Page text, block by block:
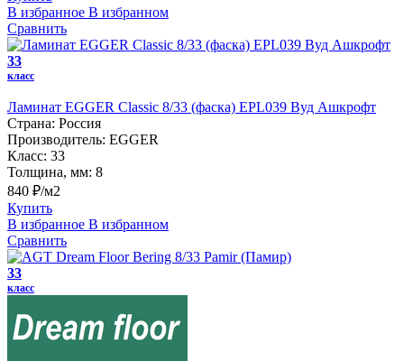
В избранное В избранном
Сравнить
33
класс
Ламинат EGGER Classic 8/33 (фаска) EPL039 Вуд Ашкрофт
Страна: Россия
Производитель: EGGER
Класс: 33
Толщина, мм: 8
840 ₽/м2
Купить
В избранное В избранном
Сравнить
33
класс